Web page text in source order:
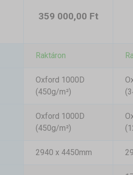
359 000,00 Ft
Raktáron
Oxford 1000D
(450g/m²)
Oxford 1000D
(450g/m²)
2940 x 4450mm